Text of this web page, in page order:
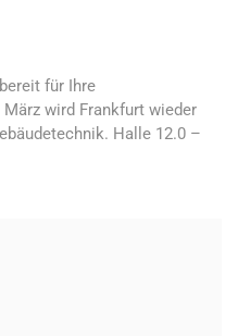
für Ihre
wird Frankfurt wieder
Halle 12.0 –